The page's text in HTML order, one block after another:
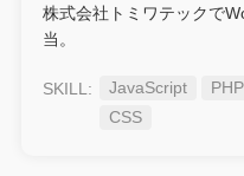
株式会社トミワテックで
当。
JavaScript PHP
CSS